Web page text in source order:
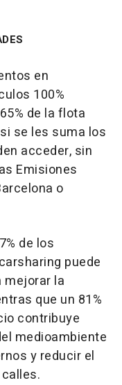
en
100%
de la flota
se les suma los
acceder, sin
Emisiones
o
de los
puede
la
que un 81%
contribuye
medioambiente
y reducir el